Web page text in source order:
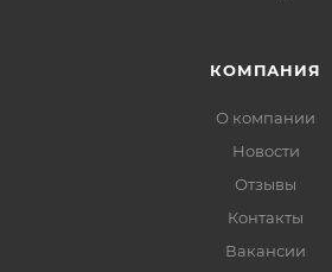
КОМПАНИЯ
О компании
Новости
Отзывы
Контакты
Вакансии